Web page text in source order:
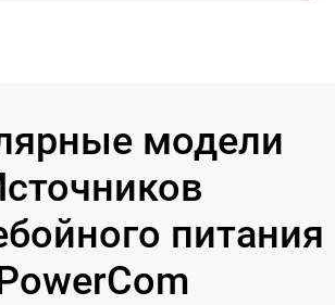
модели
питания